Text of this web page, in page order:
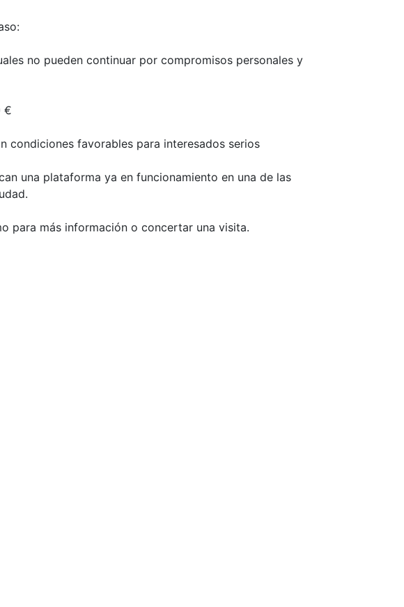
no pueden continuar por compromisos personales y
€
condiciones favorables para interesados serios
una plataforma ya en funcionamiento en una de las
para más información o concertar una visita.